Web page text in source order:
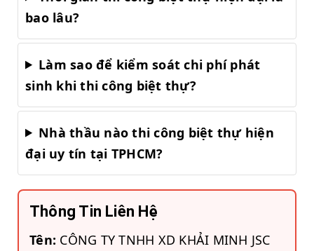
bao lâu?
Làm sao để kiểm soát chi phí phát
sinh khi thi công biệt thự?
Nhà thầu nào thi công biệt thự hiện
đại uy tín tại TPHCM?
Thông Tin Liên Hệ
Tên: CÔNG TY TNHH XD KHẢI MINH JSC